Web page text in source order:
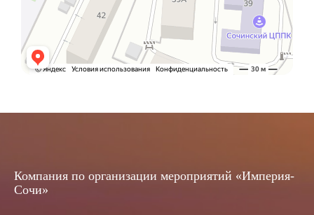
Компания по организации мероприятий «Империя-
Сочи»